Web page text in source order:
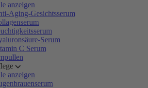
anzeigen
Aging-Gesichtsserum
Serum
C Serum
anzeigen